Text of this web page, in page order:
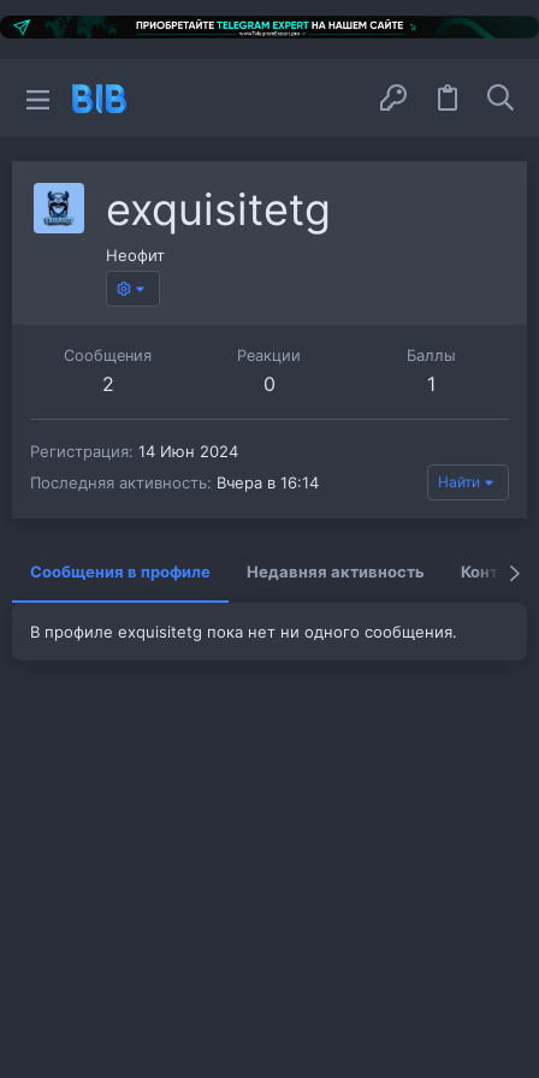
exquisitetg
Неофит
Сообщения
2
Реакции
0
Баллы
1
Регистрация 14 Июн 2024
Последняя активность Вчера в 16:14 Найти
Сообщения в профиле Недавняя активность Контент
В профиле exquisitetg пока нет ни одного сообщения.